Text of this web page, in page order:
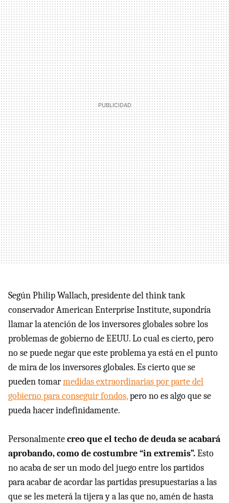
Según Philip Wallach, presidente del think tank
conservador American Enterprise Institute, supondría
llamar la atención de los inversores globales sobre los
problemas de gobierno de EEUU. Lo cual es cierto, pero
no se puede negar que este problema ya está en el punto
de mira de los inversores globales. Es cierto que se
pueden tomarmedidas extraordinarias por parte del
gobierno para conseguir fondos,pero no es algo que se
pueda hacer indefinidamente.
Personalmentecreo que el techo de deuda se acabará
aprobando, como de costumbre “in extremis”.Esto
no acaba de ser un modo del juego entre los partidos
para acabar de acordar las partidas presupuestarias a las
que se les meterá la tijera y a las que no, amén de hasta